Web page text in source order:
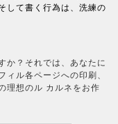
して書く行為は、洗練の
か？それでは、あなたに
ィル各ページへの印刷、
理想のル カルネをお作